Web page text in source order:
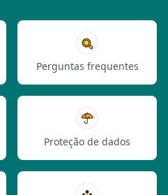
Perguntas frequentes
Proteção de dados